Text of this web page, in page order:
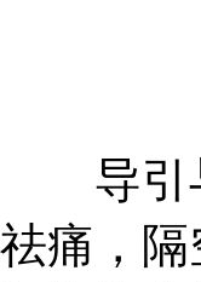
导引与
祛痛，